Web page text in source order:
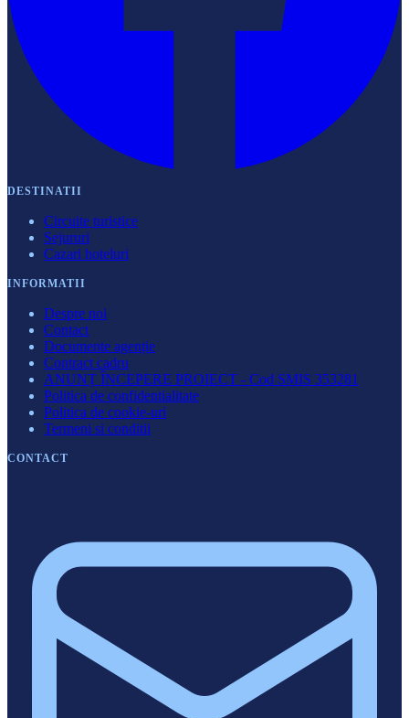
DESTINATII
Circuite turistice
Sejururi
Cazari hoteluri
INFORMATII
Despre noi
Contact
Documente agenție
Contract cadru
ANUNȚ ÎNCEPERE PROIECT - Cod SMIS 353281
Politica de confidentialitate
Politica de cookie-uri
Termeni si conditii
CONTACT